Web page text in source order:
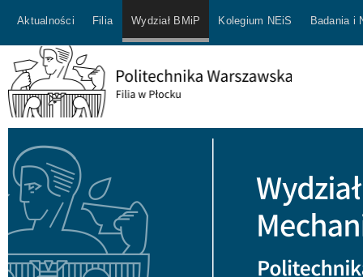
Aktualności Filia Wydział BMiP Kolegium NEiS Badania i